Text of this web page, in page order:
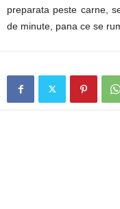
preparata peste carne,
de minute, pana ce se